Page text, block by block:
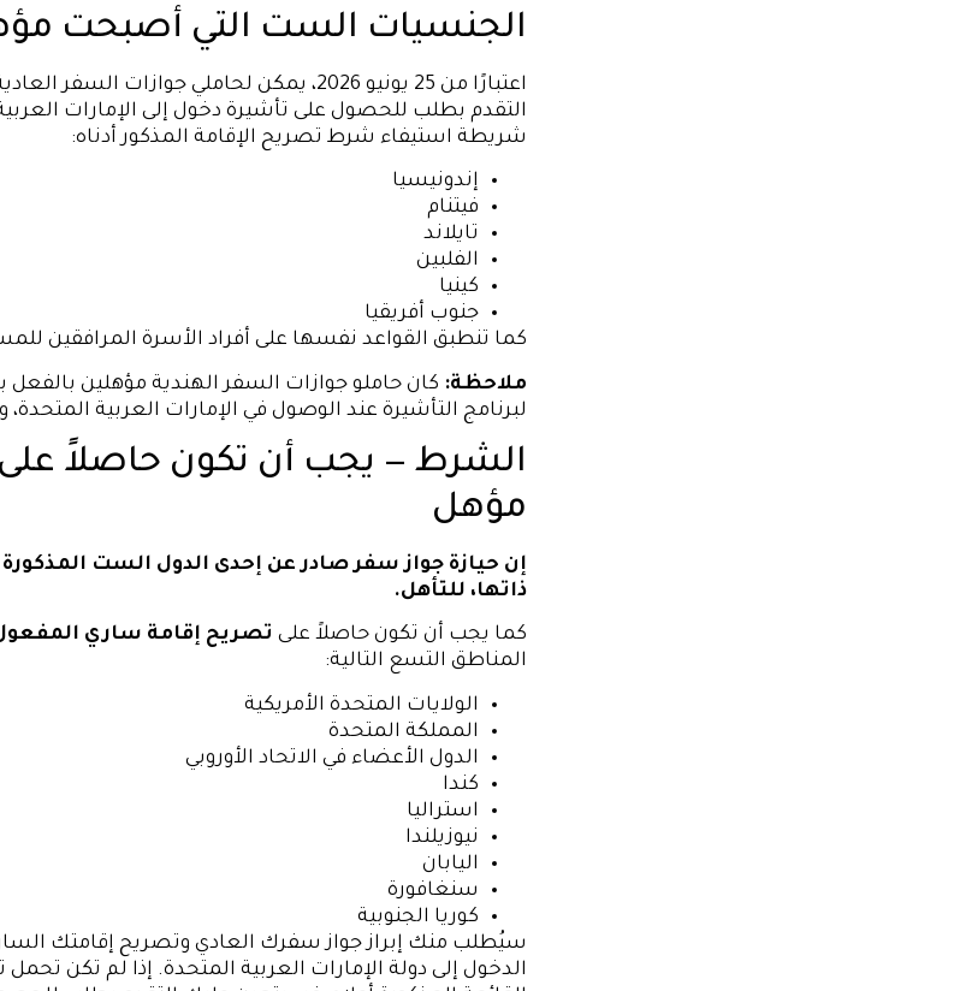
الجنسيات الست التي أصبحت
اعتبارًا من 25 يونيو 2026، يمكن لحاملي جوازات
التقدم بطلب للحصول على تأشيرة دخول إلى الإمارات
شريطة استيفاء شرط تصريح الإقامة المذكور أدناه:
إندونيسيا
فيتنام
تايلاند
الفلبين
كينيا
جنوب أفريقيا
كما تنطبق القواعد نفسها على أفراد الأسرة المرافقين
ملاحظة: كان حاملو جوازات السفر الهندية مؤهلين
لبرنامج التأشيرة عند الوصول في الإمارات العربية المتحدة،
الشرط — يجب أن تكون حاصلاً
مؤهل
إن حيازة جواز سفر صادر عن إحدى الدول الست المذكورة
ذاتها، للتأهل.
كما يجب أن تكون حاصلاً على تصريح إقامة ساري
المناطق التسع التالية:
الولايات المتحدة الأمريكية
المملكة المتحدة
الدول الأعضاء في الاتحاد الأوروبي
كندا
استراليا
نيوزيلندا
اليابان
سنغافورة
كوريا الجنوبية
سيُطلب منك إبراز جواز سفرك العادي وتصريح إقامتك
الدخول إلى دولة الإمارات العربية المتحدة. إذا لم تكن